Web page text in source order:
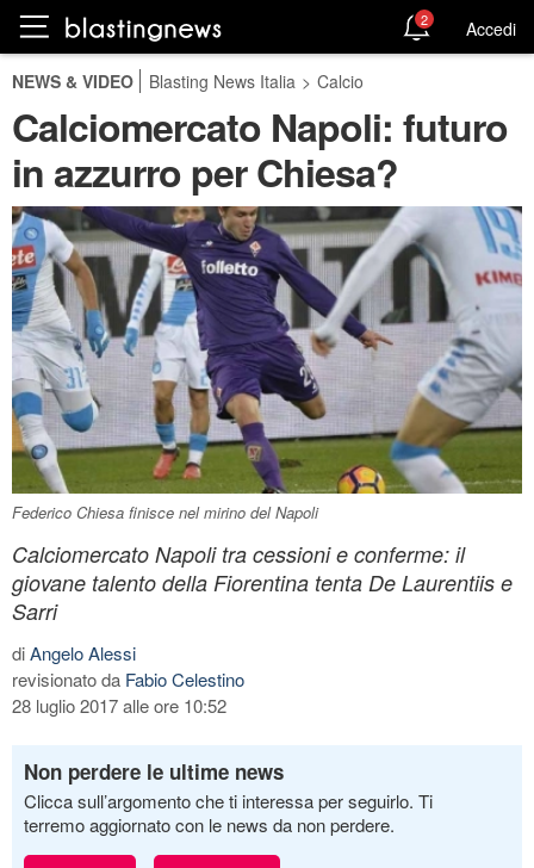
2 Accedi
NEWS & VIDEO Blasting News Italia > Calcio
Calciomercato Napoli: futuro
in azzurro per Chiesa?
Federico Chiesa finisce nel mirino del Napoli
Calciomercato Napoli tra cessioni e conferme: il
giovane talento della Fiorentina tenta De Laurentiis e
Sarri
diAngelo Alessi
revisionato da Fabio Celestino
28 luglio 2017 alle ore 10:52
Non perdere le ultime news
Clicca sull’argomento che ti interessa per seguirlo. Ti
terremo aggiornato con le news da non perdere.